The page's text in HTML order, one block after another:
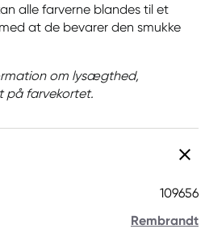
alle farverne blandes til et
at de bevarer den smukke
om lysægthed,
på farvekortet.
109656
Rembrandt